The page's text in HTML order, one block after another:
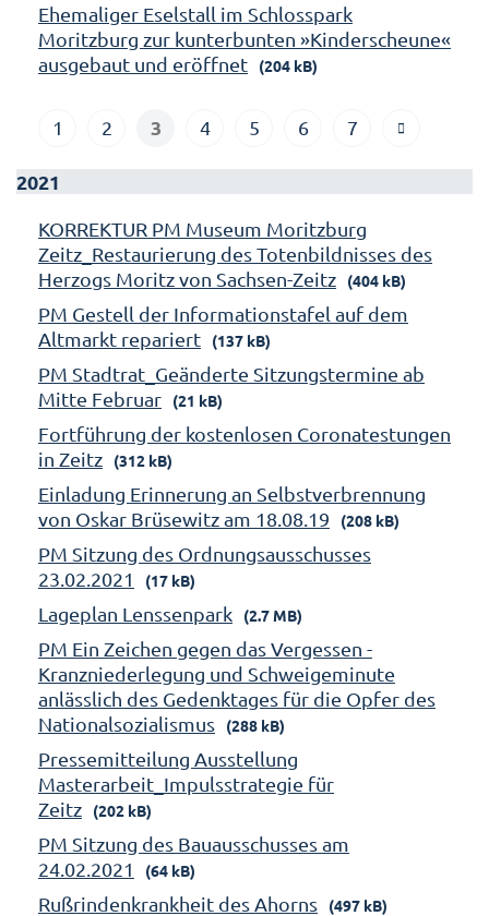
Ehemaliger Eselstall im Schlosspark
Moritzburg zur kunterbunten »Kinderscheune«
ausgebaut und eröffnet
(204 kB)
1 2 3 4 5 6 7
2021
KORREKTUR PM Museum Moritzburg
Zeitz_Restaurierung des Totenbildnisses des
Herzogs Moritz von Sachsen-Zeitz
(404 kB)
PM Gestell der Informationstafel auf dem
Altmarkt repariert
(137 kB)
PM Stadtrat_Geänderte Sitzungstermine ab
Mitte Februar
(21 kB)
Fortführung der kostenlosen Coronatestungen
in Zeitz
(312 kB)
Einladung Erinnerung an Selbstverbrennung
von Oskar Brüsewitz am 18.08.19
(208 kB)
PM Sitzung des Ordnungsausschusses
23.02.2021
(17 kB)
Lageplan Lenssenpark (2.7 MB)
PM Ein Zeichen gegen das Vergessen -
Kranzniederlegung und Schweigeminute
anlässlich des Gedenktages für die Opfer des
Nationalsozialismus
(288 kB)
Pressemitteilung Ausstellung
Masterarbeit_Impulsstrategie für
Zeitz
(202 kB)
PM Sitzung des Bauausschusses am
24.02.2021
(64 kB)
Rußrindenkrankheit des Ahorns (497 kB)